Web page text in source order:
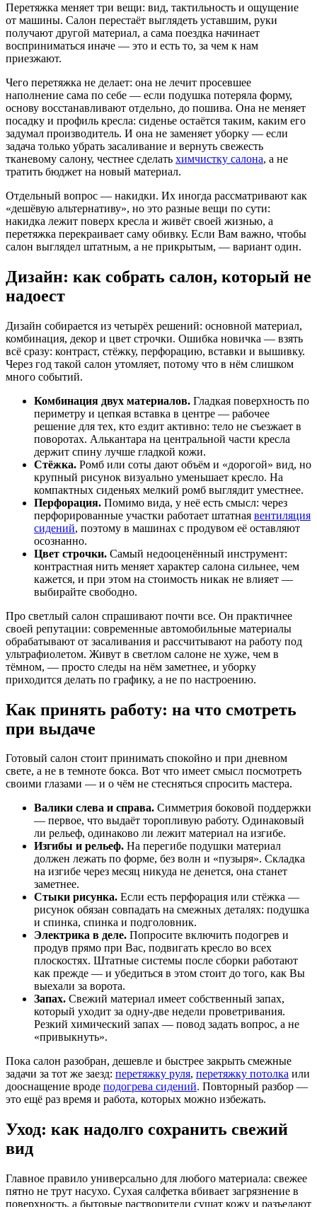
Перетяжка меняет три вещи: вид, тактильность и ощущение
от машины. Салон перестаёт выглядеть уставшим, руки
получают другой материал, а сама поездка начинает
восприниматься иначе — это и есть то, за чем к нам
приезжают.
Чего перетяжка не делает: она не лечит просевшее
наполнение сама по себе — если подушка потеряла форму,
основу восстанавливают отдельно, до пошива. Она не меняет
посадку и профиль кресла: сиденье остаётся таким, каким его
задумал производитель. И она не заменяет уборку — если
задача только убрать засаливание и вернуть свежесть
тканевому салону, честнее сделать химчистку салона, а не
тратить бюджет на новый материал.
Отдельный вопрос — накидки. Их иногда рассматривают как
«дешёвую альтернативу», но это разные вещи по сути:
накидка лежит поверх кресла и живёт своей жизнью, а
перетяжка перекраивает саму обивку. Если Вам важно, чтобы
салон выглядел штатным, а не прикрытым, — вариант один.
Дизайн: как собрать салон, который не
надоест
Дизайн собирается из четырёх решений: основной материал,
комбинация, декор и цвет строчки. Ошибка новичка — взять
всё сразу: контраст, стёжку, перфорацию, вставки и вышивку.
Через год такой салон утомляет, потому что в нём слишком
много событий.
Комбинация двух материалов. Гладкая поверхность по
периметру и цепкая вставка в центре — рабочее
решение для тех, кто ездит активно: тело не съезжает в
поворотах. Алькантара на центральной части кресла
держит спину лучше гладкой кожи.
Стёжка. Ромб или соты дают объём и «дорогой» вид, но
крупный рисунок визуально уменьшает кресло. На
компактных сиденьях мелкий ромб выглядит уместнее.
Перфорация. Помимо вида, у неё есть смысл: через
перфорированные участки работает штатная вентиляция
сидений, поэтому в машинах с продувом её оставляют
осознанно.
Цвет строчки. Самый недооценённый инструмент:
контрастная нить меняет характер салона сильнее, чем
кажется, и при этом на стоимость никак не влияет —
выбирайте свободно.
Про светлый салон спрашивают почти все. Он практичнее
своей репутации: современные автомобильные материалы
обрабатывают от засаливания и рассчитывают на работу под
ультрафиолетом. Живут в светлом салоне не хуже, чем в
тёмном, — просто следы на нём заметнее, и уборку
приходится делать по графику, а не по настроению.
Как принять работу: на что смотреть
при выдаче
Готовый салон стоит принимать спокойно и при дневном
свете, а не в темноте бокса. Вот что имеет смысл посмотреть
своими глазами — и о чём не стесняться спросить мастера.
Валики слева и справа. Симметрия боковой поддержки
— первое, что выдаёт торопливую работу. Одинаковый
ли рельеф, одинаково ли лежит материал на изгибе.
Изгибы и рельеф. На перегибе подушки материал
должен лежать по форме, без волн и «пузыря». Складка
на изгибе через месяц никуда не денется, она станет
заметнее.
Стыки рисунка. Если есть перфорация или стёжка —
рисунок обязан совпадать на смежных деталях: подушка
и спинка, спинка и подголовник.
Электрика в деле. Попросите включить подогрев и
продув прямо при Вас, подвигать кресло во всех
плоскостях. Штатные системы после сборки работают
как прежде — и убедиться в этом стоит до того, как Вы
выехали за ворота.
Запах. Свежий материал имеет собственный запах,
который уходит за одну-две недели проветривания.
Резкий химический запах — повод задать вопрос, а не
«привыкнуть».
Пока салон разобран, дешевле и быстрее закрыть смежные
задачи за тот же заезд: перетяжку руля, перетяжку потолка или
дооснащение вроде подогрева сидений. Повторный разбор —
это ещё раз время и работа, которых можно избежать.
Уход: как надолго сохранить свежий
вид
Главное правило универсально для любого материала: свежее
пятно не трут насухо. Сухая салфетка вбивает загрязнение в
поверхность, а бытовые растворители сушат кожу и разъедают